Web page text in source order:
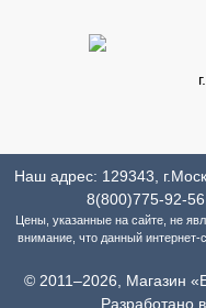
Наш адрес: 129343,
8(800)775-92-56
Цены, указанные на сайте, не
внимание, что данный
© 2011–2026, Магазин
Разработано